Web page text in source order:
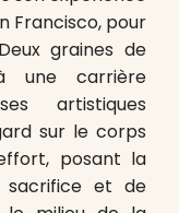
Francisco, pour
graines de
une carrière
artistiques
sur le corps
posant la
sacrifice et de